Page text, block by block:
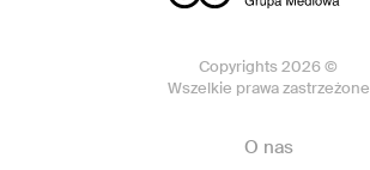
Copyrights 2026 ©
Wszelkie prawa zastrzeżone
O nas